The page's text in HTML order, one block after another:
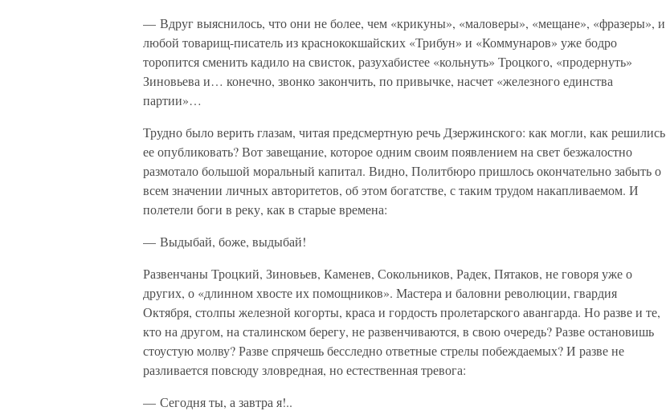
— Вдруг выяснилось, что они не более, чем «крикуны», «маловеры», «мещане», «фразеры», и
любой товарищ-писатель из краснококшайских «Трибун» и «Коммунаров» уже бодро
торопится сменить кадило на свисток, разухабистее «кольнуть» Троцкого, «продернуть»
Зиновьева и… конечно, звонко закончить, по привычке, насчет «железного единства
партии»…
Трудно было верить глазам, читая предсмертную речь Дзержинского: как могли, как решились
ее опубликовать? Вот завещание, которое одним своим появлением на свет безжалостно
размотало большой моральный капитал. Видно, Политбюро пришлось окончательно забыть о
всем значении личных авторитетов, об этом богатстве, с таким трудом накапливаемом. И
полетели боги в реку, как в старые времена:
— Выдыбай, боже, выдыбай!
Развенчаны Троцкий, Зиновьев, Каменев, Сокольников, Радек, Пятаков, не говоря уже о
других, о «длинном хвосте их помощников». Мастера и баловни революции, гвардия
Октября, столпы железной когорты, краса и гордость пролетарского авангарда. Но разве и те,
кто на другом, на сталинском берегу, не развенчиваются, в свою очередь? Разве остановишь
стоустую молву? Разве спрячешь бесследно ответные стрелы побеждаемых? И разве не
разливается повсюду зловредная, но естественная тревога:
— Сегодня ты, а завтра я!..